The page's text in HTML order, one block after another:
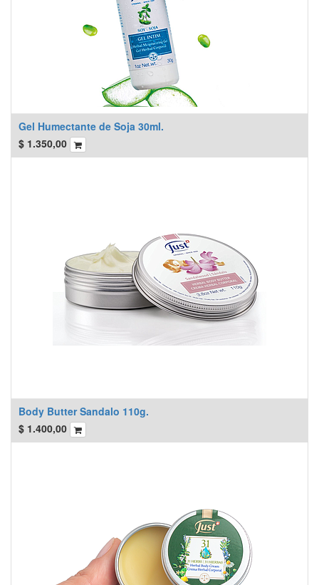
Gel Humectante de Soja 30ml.
$ 1.350,00
Body Butter Sandalo 110g.
$ 1.400,00